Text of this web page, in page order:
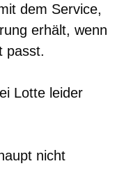
dem Service,
erhält, wenn
passt.
Lotte leider
nicht